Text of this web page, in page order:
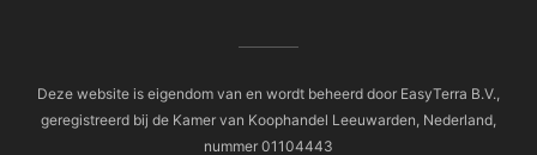
Deze website is eigendom van en wordt beheerd door EasyTerra B.V.,
geregistreerd bij de Kamer van Koophandel Leeuwarden, Nederland,
nummer 01104443